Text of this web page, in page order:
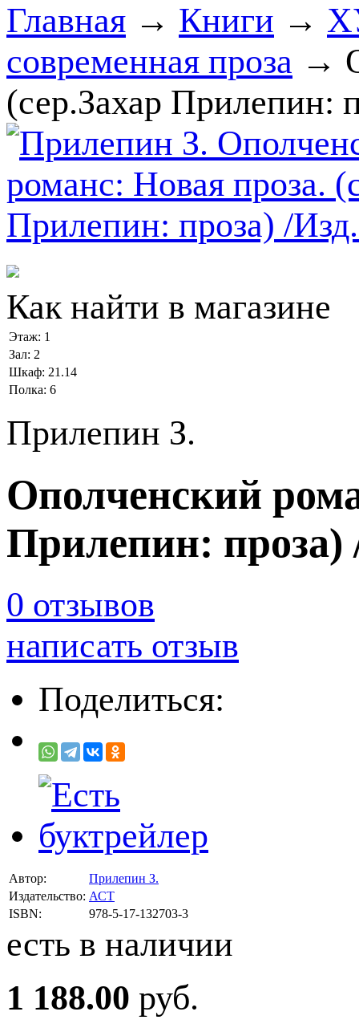
Главная → Книги →
современная проза →
(сер.Захар Прилепин:
Как найти в магазине
Этаж: 1
Зал: 2
Шкаф: 21.14
Полка: 6
Прилепин З.
Ополченский
Прилепин:
0 отзывов
написать отзыв
Поделиться:
Автор:
Прилепин З.
Издательство: АСТ
ISBN:
978-5-17-132703-3
есть в наличии
1 188.00 руб.